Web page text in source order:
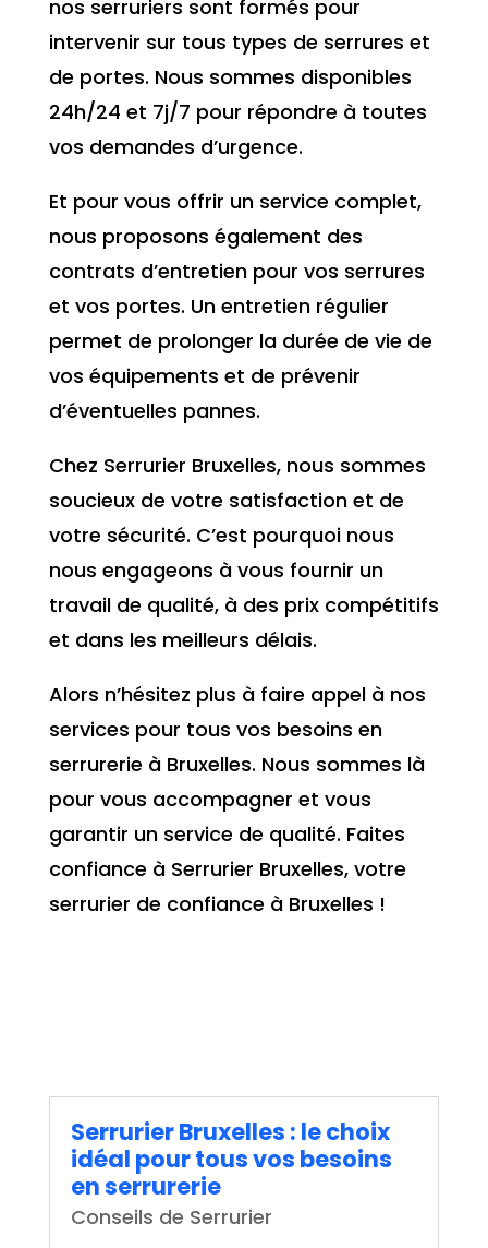
nos serruriers sont formés pour
intervenir sur tous types de serrures et
de portes. Nous sommes disponibles
24h/24 et 7j/7 pour répondre à toutes
vos demandes d’urgence.
Et pour vous offrir un service complet,
nous proposons également des
contrats d’entretien pour vos serrures
et vos portes. Un entretien régulier
permet de prolonger la durée de vie de
vos équipements et de prévenir
d’éventuelles pannes.
Chez Serrurier Bruxelles, nous sommes
soucieux de votre satisfaction et de
votre sécurité. C’est pourquoi nous
nous engageons à vous fournir un
travail de qualité, à des prix compétitifs
et dans les meilleurs délais.
Alors n’hésitez plus à faire appel à nos
services pour tous vos besoins en
serrurerie à Bruxelles. Nous sommes là
pour vous accompagner et vous
garantir un service de qualité. Faites
confiance à Serrurier Bruxelles, votre
serrurier de confiance à Bruxelles !
Serrurier Bruxelles : le choix
idéal pour tous vos besoins
en serrurerie
Conseils de Serrurier